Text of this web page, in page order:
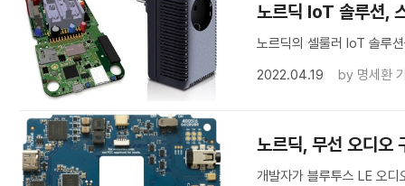
노르딕 IoT 솔루션,
노르딕의 셀룰러 IoT 솔루
2022.04.19
by 명세환
노르딕, 무선 오디오
개발자가 블루투스 LE 오